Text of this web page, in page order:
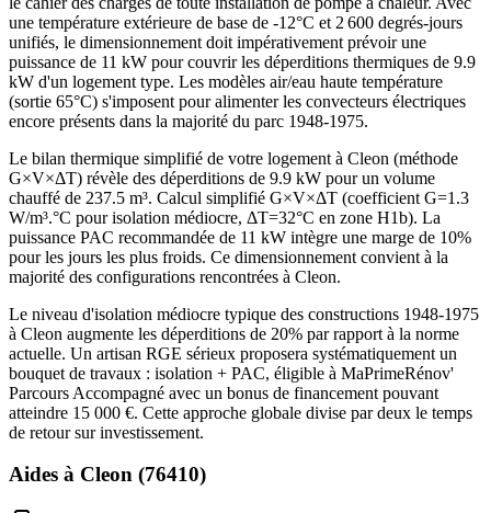
une température extérieure de base de -12°C et 2 600 degrés-jours
unifiés, le dimensionnement doit impérativement prévoir une
puissance de 11 kW pour couvrir les déperditions thermiques de 9.9
kW d'un logement type. Les modèles air/eau haute température
(sortie 65°C) s'imposent pour alimenter les convecteurs électriques
encore présents dans la majorité du parc 1948-1975.
Le bilan thermique simplifié de votre logement à Cleon (méthode
G×V×ΔT) révèle des déperditions de 9.9 kW pour un volume
chauffé de 237.5 m³. Calcul simplifié G×V×ΔT (coefficient G=1.3
W/m³.°C pour isolation médiocre, ΔT=32°C en zone H1b). La
puissance PAC recommandée de 11 kW intègre une marge de 10%
pour les jours les plus froids. Ce dimensionnement convient à la
majorité des configurations rencontrées à Cleon.
Le niveau d'isolation médiocre typique des constructions 1948-1975
à Cleon augmente les déperditions de 20% par rapport à la norme
actuelle. Un artisan RGE sérieux proposera systématiquement un
bouquet de travaux : isolation + PAC, éligible à MaPrimeRénov'
Parcours Accompagné avec un bonus de financement pouvant
atteindre 15 000 €. Cette approche globale divise par deux le temps
de retour sur investissement.
Aides à Cleon (76410)